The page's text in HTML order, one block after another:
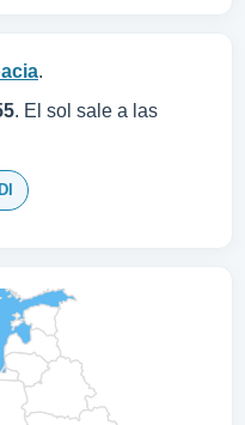
.
. El sol sale a las